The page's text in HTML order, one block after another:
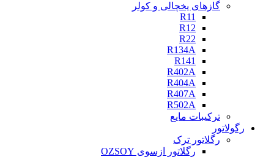
گازهای یخچالی و کولر
R11
R12
R22
R134A
R141
R402A
R404A
R407A
R502A
ترکیبات مایع
رگولاتور
رگلاتور ترک
رگلاتور ازسوی OZSOY